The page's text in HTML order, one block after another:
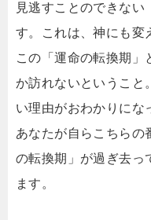
見逃すことのできない
す。これは、神にも変
この「運命の転換期」
か訪れないということ
い理由がおわかりにな
あなたが自らこちらの
の転換期」が過ぎ去っ
ます。